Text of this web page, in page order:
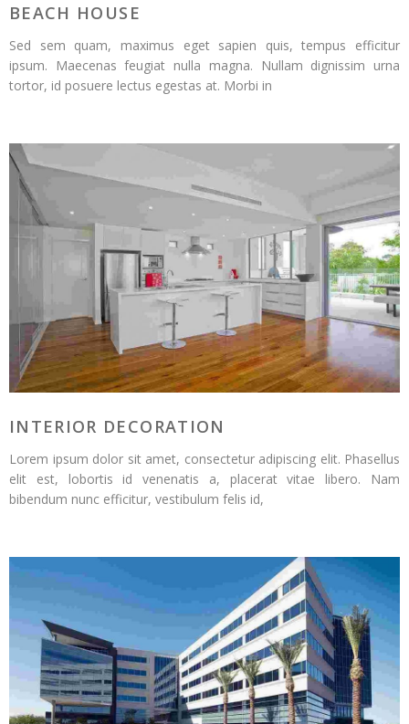
BEACH HOUSE
Sed sem quam, maximus eget sapien quis, tempus efficitur
ipsum. Maecenas feugiat nulla magna. Nullam dignissim urna
tortor, id posuere lectus egestas at. Morbi in
INTERIOR DECORATION
Lorem ipsum dolor sit amet, consectetur adipiscing elit. Phasellus
elit est, lobortis id venenatis a, placerat vitae libero. Nam
bibendum nunc efficitur, vestibulum felis id,